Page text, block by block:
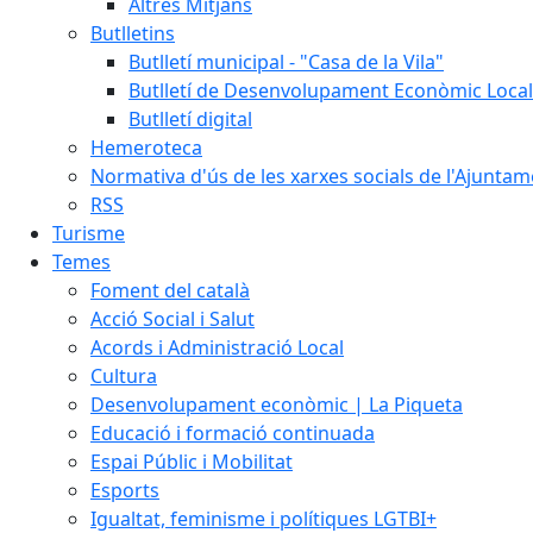
Butlletins
Butlletí municipal - "Casa de la Vila"
Butlletí de Desenvolupament Econòmic Local
Butlletí digital
Hemeroteca
Normativa d'ús de les xarxes socials de
RSS
Turisme
Temes
Foment del català
Acció Social i Salut
Acords i Administració Local
Cultura
Desenvolupament econòmic | La Piqueta
Educació i formació continuada
Espai Públic i Mobilitat
Esports
Igualtat, feminisme i polítiques LGTBI+